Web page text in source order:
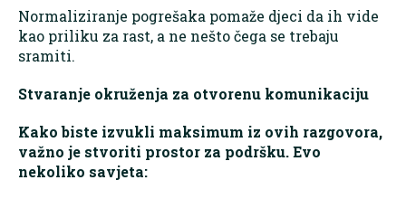
Normaliziranje pogrešaka pomaže djeci da ih vide
kao priliku za rast, a ne nešto čega se trebaju
sramiti.
Stvaranje okruženja za otvorenu komunikaciju
Kako biste izvukli maksimum iz ovih razgovora,
važno je stvoriti prostor za podršku. Evo
nekoliko savjeta: